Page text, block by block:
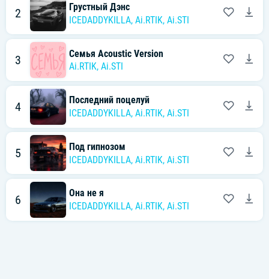
2
Грустный Дэнс
ICEDADDYKILLA, Ai.RTIK, Ai.STI
3
Семья Acoustic Version
Ai.RTIK, Ai.STI
4
Последний поцелуй
ICEDADDYKILLA, Ai.RTIK, Ai.STI
5
Под гипнозом
ICEDADDYKILLA, Ai.RTIK, Ai.STI
6
Она не я
ICEDADDYKILLA, Ai.RTIK, Ai.STI